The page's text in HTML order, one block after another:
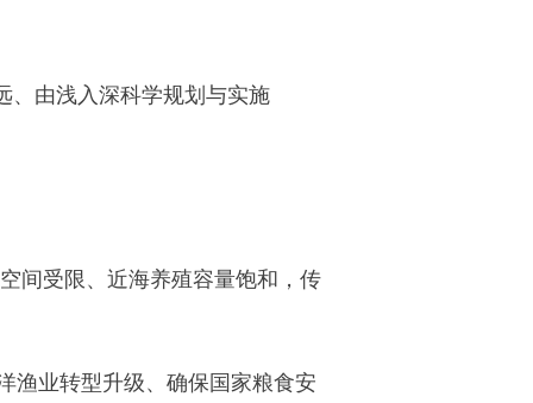
、由浅入深科学规划与实施
受限、近海养殖容量饱和，传
业转型升级、确保国家粮食安